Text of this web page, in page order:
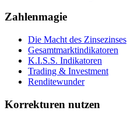
Zahlenmagie
Die Macht des Zinsezinses
Gesamtmarktindikatoren
K.I.S.S. Indikatoren
Trading & Investment
Renditewunder
Korrekturen nutzen